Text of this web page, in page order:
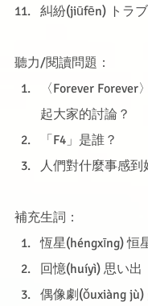
糾紛(jiūfēn) トラ
聽力/閱讀問題：
〈Forever
起大家的討論？
「F4」是誰？
人們對什麼事感到
補充生詞：
恆星(héngxīng) 恒
回憶(huíyì) 思い出
偶像劇(ǒuxiàng